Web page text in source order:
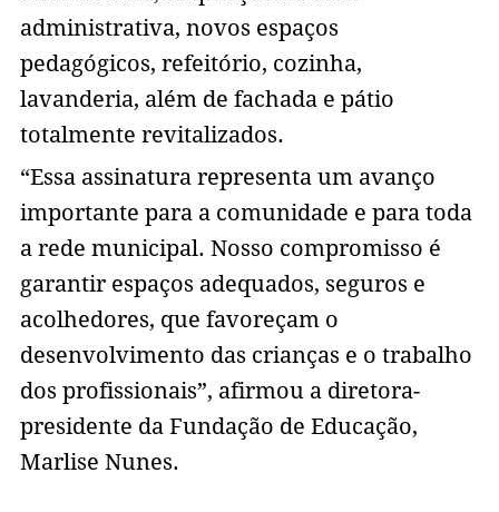
administrativa, novos espaços
pedagógicos, refeitório, cozinha,
lavanderia, além de fachada e pátio
totalmente revitalizados.
“Essa assinatura representa um avanço
importante para a comunidade e para toda
a rede municipal. Nosso compromisso é
garantir espaços adequados, seguros e
acolhedores, que favoreçam o
desenvolvimento das crianças e o trabalho
dos profissionais”, afirmou a diretora-
presidente da Fundação de Educação,
Marlise Nunes.